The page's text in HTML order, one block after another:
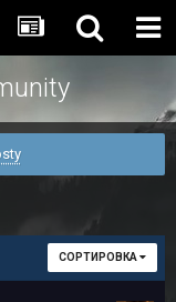
СОРТИРОВКА